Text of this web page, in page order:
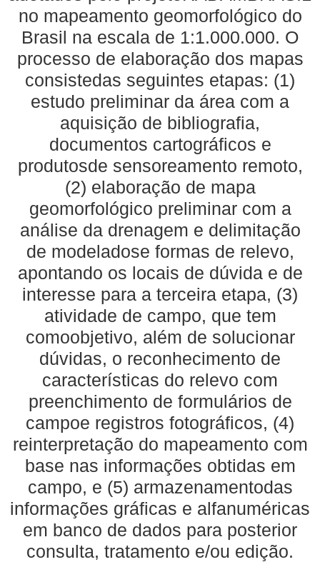
no mapeamento geomorfológico do
Brasil na escala de 1:1.000.000. O
processo de elaboração dos mapas
consistedas seguintes etapas: (1)
estudo preliminar da área com a
aquisição de bibliografia,
documentos cartográficos e
produtosde sensoreamento remoto,
(2) elaboração de mapa
geomorfológico preliminar com a
análise da drenagem e delimitação
de modeladose formas de relevo,
apontando os locais de dúvida e de
interesse para a terceira etapa, (3)
atividade de campo, que tem
comoobjetivo, além de solucionar
dúvidas, o reconhecimento de
características do relevo com
preenchimento de formulários de
campoe registros fotográficos, (4)
reinterpretação do mapeamento com
base nas informações obtidas em
campo, e (5) armazenamentodas
informações gráficas e alfanuméricas
em banco de dados para posterior
consulta, tratamento e/ou edição.